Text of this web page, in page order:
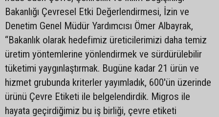
Bakanlığı Çevresel Etki Değerlendirmesi, İzin ve
Denetim Genel Müdür Yardımcısı Ömer Albayrak,
“Bakanlık olarak hedefimiz üreticilerimizi daha temiz
üretim yöntemlerine yönlendirmek ve sürdürülebilir
tüketimi yaygınlaştırmak. Bugüne kadar 21 ürün ve
hizmet grubunda kriterler yayımladık, 600'ün üzerinde
ürünü Çevre Etiketi ile belgelendirdik. Migros ile
hayata geçirdiğimiz bu iş birliği, çevre etiketi